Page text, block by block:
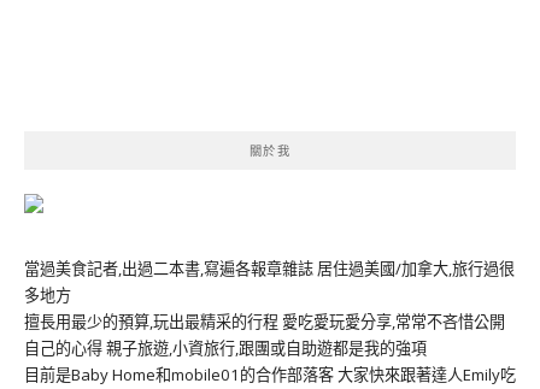
關於我
當過美食記者,出過二本書,寫遍各報章雜誌 居住過美國/加拿大,旅行過很
多地方
擅長用最少的預算,玩出最精采的行程 愛吃愛玩愛分享,常常不吝惜公開
自己的心得 親子旅遊,小資旅行,跟團或自助遊都是我的強項
目前是Baby Home和mobile01的合作部落客 大家快來跟著達人Emily吃